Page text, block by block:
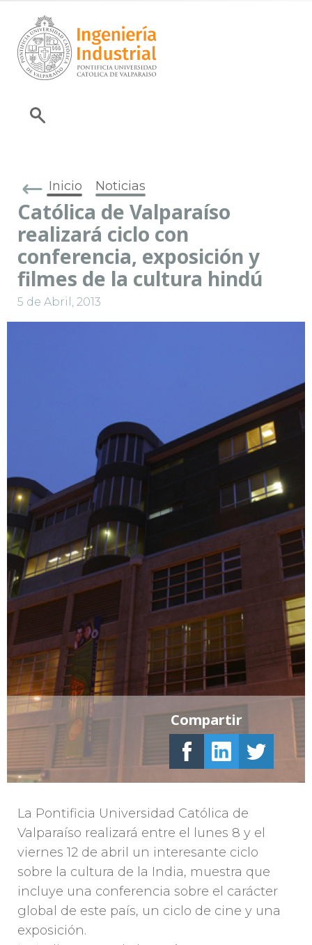
Inicio Noticias
Católica de Valparaíso
realizará ciclo con
conferencia, exposición y
filmes de la cultura hindú
5 de Abril, 2013
La Pontificia Universidad Católica de
Valparaíso realizará entre el lunes 8 y el
viernes 12 de abril un interesante ciclo
sobre la cultura de la India, muestra que
incluye una conferencia sobre el carácter
global de este país, un ciclo de cine y una
exposición.
Compartir